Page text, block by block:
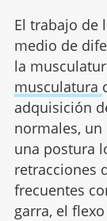
El trabajo de
medio de
la
musculatura
adquisición
normales,
una postura
retracciones
frecuentes
garra, el